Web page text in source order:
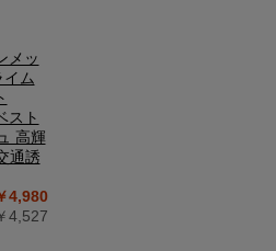
メッ
ム
スト
高輝
通誘
4,980
4,527